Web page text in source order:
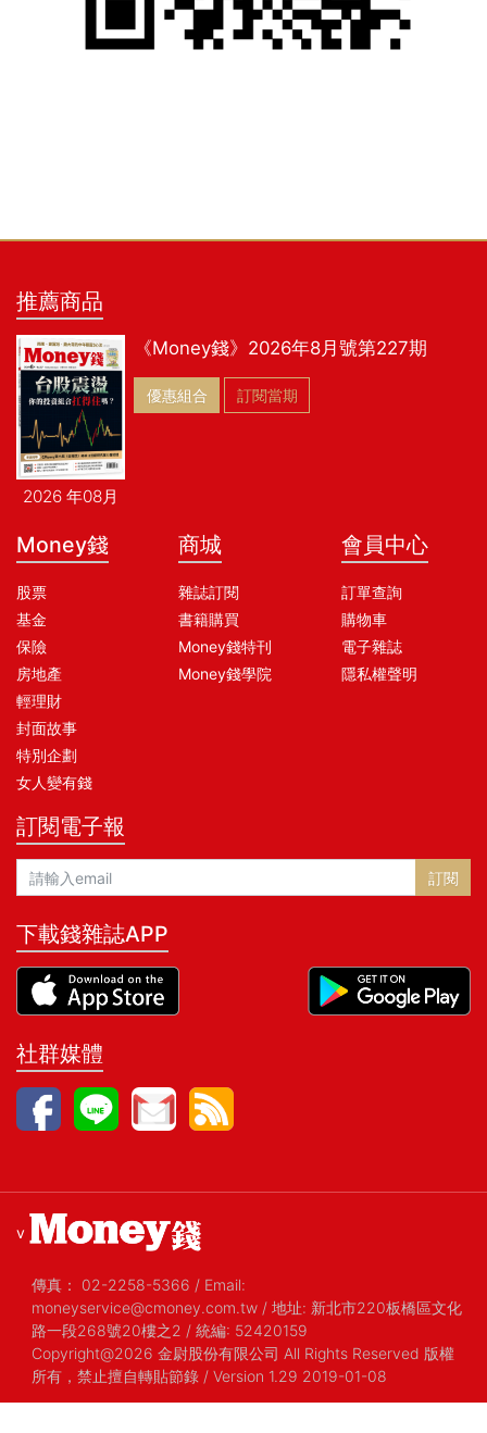
推薦商品
2026 年08月
《Money錢》2026年8月號第227期
優惠組合 訂閱當期
Money錢
股票
基金
保險
房地產
輕理財
封面故事
特別企劃
女人變有錢
商城
雜誌訂閱
書籍購買
Money錢特刊
Money錢學院
會員中心
訂單查詢
購物車
電子雜誌
隱私權聲明
訂閱電子報
訂閱
下載錢雜誌APP
社群媒體
v
傳真： 02-2258-5366 / Email:
moneyservice@cmoney.com.tw / 地址: 新北市220板橋區文化
路一段268號20樓之2 / 統編: 52420159
Copyright@2026 金尉股份有限公司 All Rights Reserved 版權
所有，禁止擅自轉貼節錄 / Version 1.29 2019-01-08